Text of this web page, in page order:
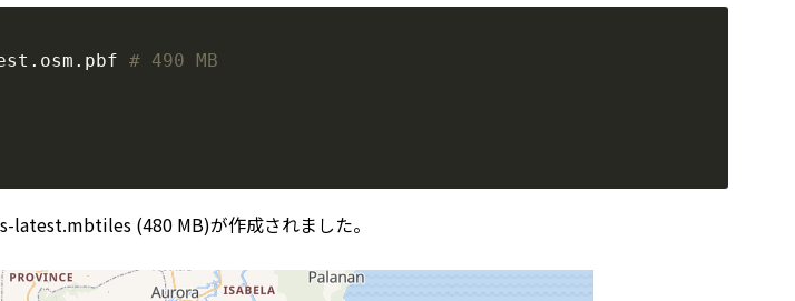
# 490 MB
(480 MB)が作成されました。